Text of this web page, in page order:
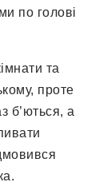
по голові
та
проте
б’ються, а